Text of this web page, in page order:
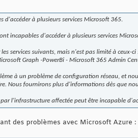
d'accéder à plusieurs services Microsoft 365.
incapables d'accéder à plusieurs services
services suivants, mais n'est pas limité à ceux-
Graph -PowerBi - Microsoft 365 Admin
à un problème de configuration réseau, et
Nous fournirons plus d'informations dès que
l'infrastructure affectée peut être incapable
des problèmes avec Microsoft Azure :